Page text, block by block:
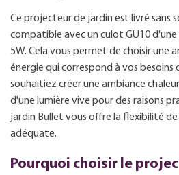
Ce projecteur de jardin est livré sans
compatible avec un culot GU10 d'une
5W. Cela vous permet de choisir une
énergie qui correspond à vos besoins
souhaitiez créer une ambiance
d'une lumière vive pour des raisons
jardin Bullet vous offre la flexibilité de
adéquate.
Pourquoi choisir le